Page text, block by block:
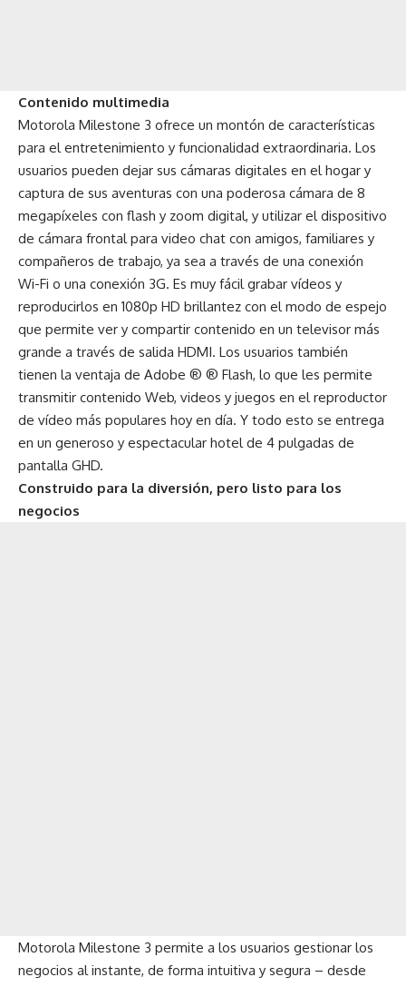
Contenido multimedia
Motorola Milestone 3 ofrece un montón de características
para el entretenimiento y funcionalidad extraordinaria. Los
usuarios pueden dejar sus cámaras digitales en el hogar y
captura de sus aventuras con una poderosa cámara de 8
megapíxeles con flash y zoom digital, y utilizar el dispositivo
de cámara frontal para video chat con amigos, familiares y
compañeros de trabajo, ya sea a través de una conexión
Wi-Fi o una conexión 3G. Es muy fácil grabar vídeos y
reproducirlos en 1080p HD brillantez con el modo de espejo
que permite ver y compartir contenido en un televisor más
grande a través de salida HDMI. Los usuarios también
tienen la ventaja de Adobe ® ® Flash, lo que les permite
transmitir contenido Web, videos y juegos en el reproductor
de vídeo más populares hoy en día. Y todo esto se entrega
en un generoso y espectacular hotel de 4 pulgadas de
pantalla GHD.
Construido para la diversión, pero listo para los
negocios
Motorola Milestone 3 permite a los usuarios gestionar los
negocios al instante, de forma intuitiva y segura – desde